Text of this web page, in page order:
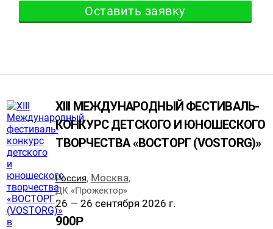
Оставить заявку
XIII МЕЖДУНАРОДНЫЙ ФЕСТИВАЛЬ-
КОНКУРС ДЕТСКОГО И ЮНОШЕСКОГО
ТВОРЧЕСТВА «ВОСТОРГ (VOSTORG)»
Россия, Москва,
ДК «Прожектор»
26 — 26 сентября 2026 г.
900Р